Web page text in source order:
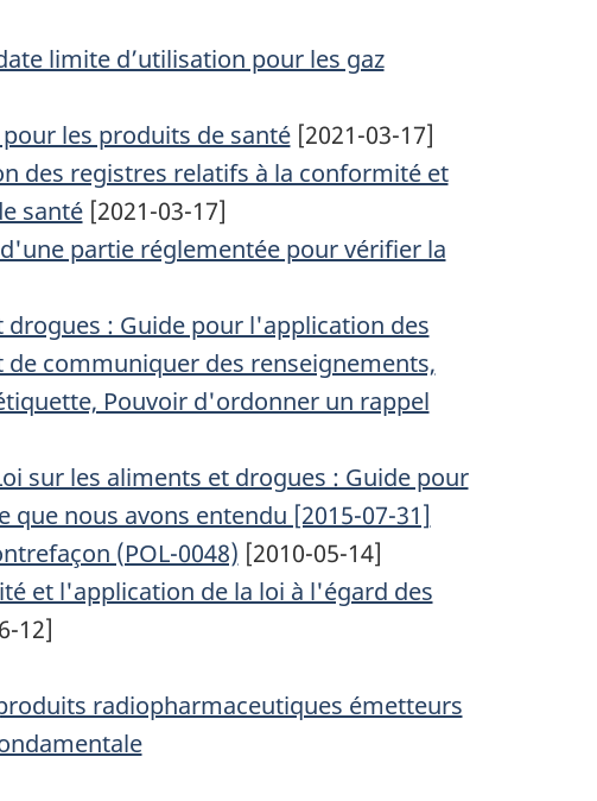
limite d’utilisation pour les gaz
les produits de santé[2021-03-17]
des registres relatifs à la conformité et
santé[2021-03-17]
partie réglementée pour vérifier la
: Guide pour l'application des
communiquer des renseignements,
Pouvoir d'ordonner un rappel
sur les aliments et drogues : Guide pour
nous avons entendu [2015-07-31]
(POL-0048) [2010-05-14]
et l'application de la loi à l'égard des
12]
radiopharmaceutiques émetteurs